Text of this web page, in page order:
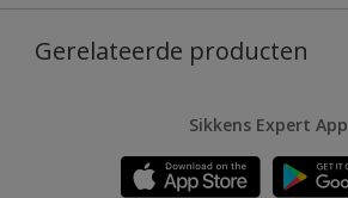
Gerelateerde producten
Sikkens Expert App